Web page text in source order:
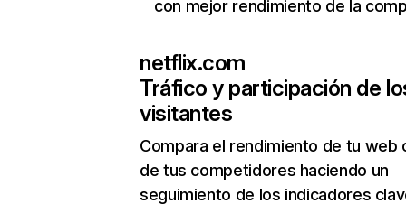
con mejor rendimiento de la
netflix.com
Tráfico y participación de
visitantes
Compara el rendimiento de tu web
de tus competidores haciendo un
seguimiento de los indicadores